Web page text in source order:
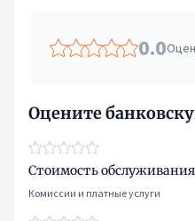
0.0
Оцените
Стоимость обслуживания
Комиссии и платные услуги